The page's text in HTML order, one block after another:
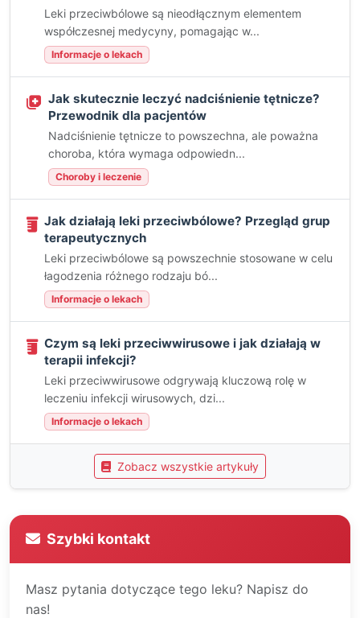
Leki przeciwbólowe są nieodłącznym elementem
współczesnej medycyny, pomagając w...
Informacje o lekach
Jak skutecznie leczyć nadciśnienie tętnicze?
Przewodnik dla pacjentów
Nadciśnienie tętnicze to powszechna, ale poważna
choroba, która wymaga odpowiedn...
Choroby i leczenie
Jak działają leki przeciwbólowe? Przegląd grup
terapeutycznych
Leki przeciwbólowe są powszechnie stosowane w celu
łagodzenia różnego rodzaju bó...
Informacje o lekach
Czym są leki przeciwwirusowe i jak działają w
terapii infekcji?
Leki przeciwwirusowe odgrywają kluczową rolę w
leczeniu infekcji wirusowych, dzi...
Informacje o lekach
Zobacz wszystkie artykuły
Szybki kontakt
Masz pytania dotyczące tego leku? Napisz do
nas!